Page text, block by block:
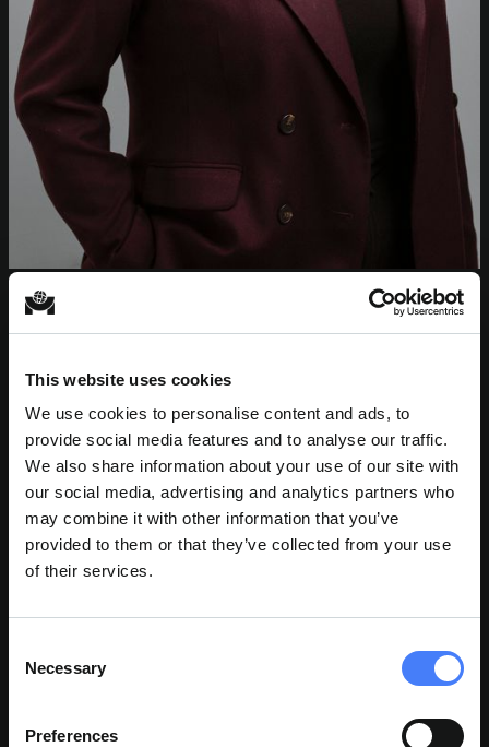
This website uses cookies
We use cookies to personalise content and ads, to
provide social media features and to analyse our traffic.
We also share information about your use of our site with
our social media, advertising and analytics partners who
may combine it with other information that you’ve
provided to them or that they’ve collected from your use
of their services.
Selection
Necessary
Preferences
ELLIS NIEVES